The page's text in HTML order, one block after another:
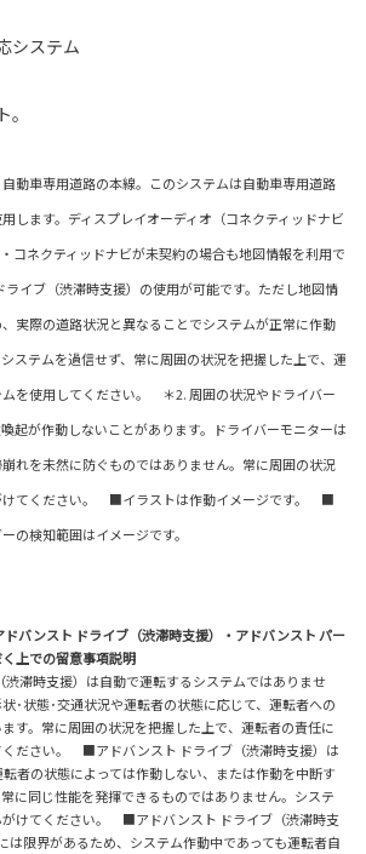
システム
動車専用道路の本線。このシステムは自動車専用道路
します。ディスプレイオーディオ（コネクティッドナビ
コネクティッドナビが未契約の場合も地図情報を利用で
イブ（渋滞時支援）の使用が可能です。ただし地図情
実際の道路状況と異なることでシステムが正常に作動
ステムを過信せず、常に周囲の状況を把握した上で、運
を使用してください。 ＊2. 周囲の状況やドライバー
起が作動しないことがあります。ドライバーモニターは
れを未然に防ぐものではありません。常に周囲の状況
けてください。 ■イラストは作動イメージです。 ■
の検知範囲はイメージです。
バンスト ドライブ（渋滞時支援）・アドバンスト パー
上での留意事項説明
滞時支援）は自動で運転するシステムではありませ
･状態･交通状況や運転者の状態に応じて、運転者への
す。常に周囲の状況を把握した上で、運転者の責任に
ください。 ■アドバンスト ドライブ（渋滞時支援）は
者の状態によっては作動しない、または作動を中断す
に同じ性能を発揮できるものではありません。システ
がけてください。 ■アドバンスト ドライブ（渋滞時支
は限界があるため、システム作動中であっても運転者自